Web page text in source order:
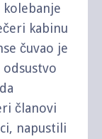
kolebanje
kabinu
čuvao je
članovi
napustili